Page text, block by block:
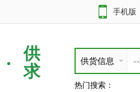
手机版
供
求
供货信息
热门搜索：